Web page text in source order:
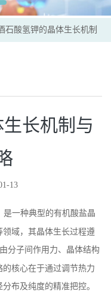
石酸氢钾的晶体生长机制
长机制与
13
是一种典型的有机酸盐晶
域，其晶体生长过程遵
分子间作用力、晶体结构
核心在于通过调节热力
布及纯度的精准把控。